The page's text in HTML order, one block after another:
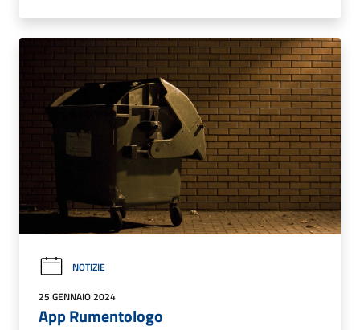
NOTIZIE
25 GENNAIO 2024
App Rumentologo